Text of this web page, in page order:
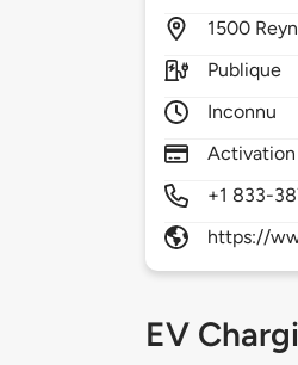
1500
Publique
Inconnu
+1 833-
https://
EV